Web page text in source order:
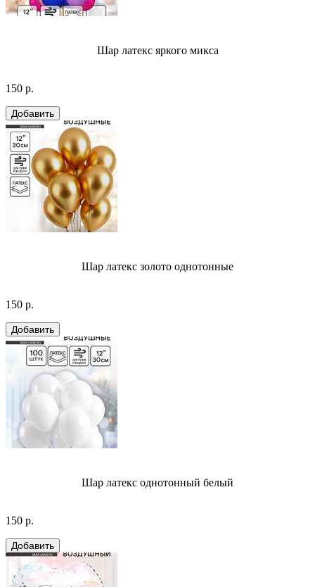
Шар латекс яркого микса
150 р.
Шар латекс золото однотонные
150 р.
Шар латекс однотонный белый
150 р.